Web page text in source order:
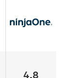
4,8